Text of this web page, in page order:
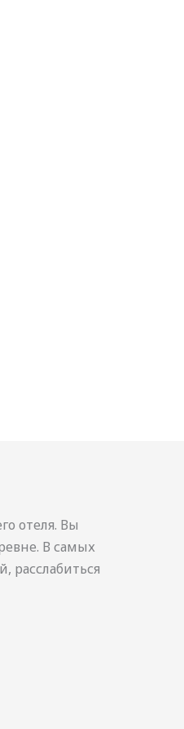
отеля. Вы
В самых
расслабиться